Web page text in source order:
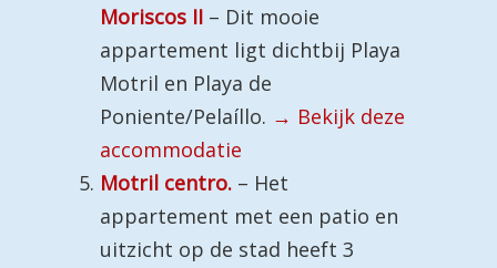
Moriscos II– Dit mooie
appartement ligt dichtbij Playa
Motril en Playa de
Poniente/Pelaíllo. → Bekijk deze
accommodatie
Motril centro.– Het
appartement met een patio en
uitzicht op de stad heeft 3